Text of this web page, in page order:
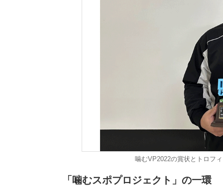
噛むVP2022の賞状とトロフ
「噛むスポプロジェクト」の一環